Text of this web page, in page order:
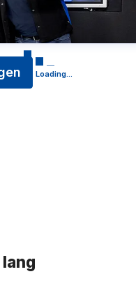
Loading...
lang